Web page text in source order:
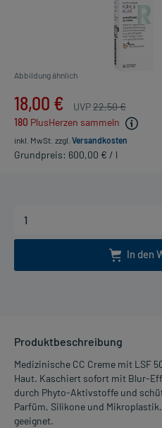
Abbildung ähnlich
18,00 € UVP22,50 €
180 PlusHerzen sammeln
inkl. MwSt. zzgl. Versandkosten
Grundpreis: 600,00 € / l
In den
Produktbeschreibung
Medizinische CC Creme mit LSF
Haut. Kaschiert sofort mit Blur-
durch Phyto-Aktivstoffe und
Parfüm, Silikone und
geeignet.